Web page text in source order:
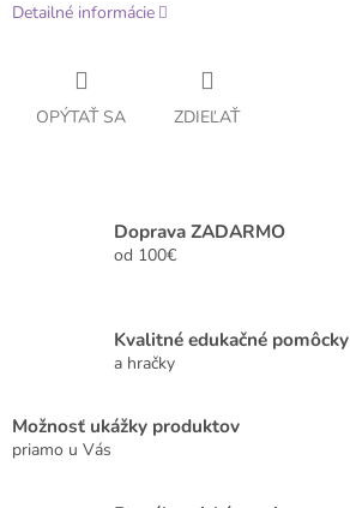
Detailné informácie
OPÝTAŤ SA ZDIEĽAŤ
Doprava ZADARMO
od 100€
Kvalitné edukačné pomôcky
a hračky
Možnosť ukážky produktov
priamo u Vás